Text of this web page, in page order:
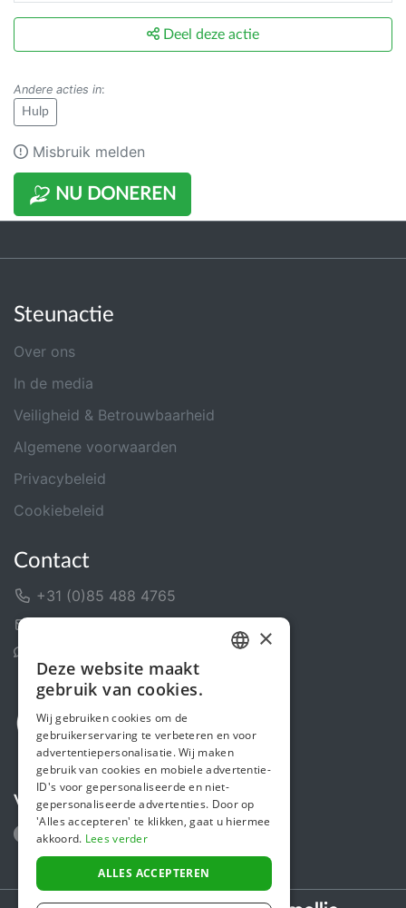
NU DONEREN
Deel deze actie
Andere acties in:
Hulp
Misbruik melden
Steunactie
Over ons
In de media
Veiligheid & Betrouwbaarheid
Algemene voorwaarden
Privacybeleid
Cookiebeleid
Contact
+31 (0)85 488 4765
Volg ons
ENGLISH
×
Deze website maakt
gebruik van cookies.
Wij gebruiken cookies om de
gebruikerservaring te verbeteren en voor
advertentiepersonalisatie. Wij maken
gebruik van cookies en mobiele advertentie-
ID's voor gepersonaliseerde en niet-
gepersonaliseerde advertenties. Door op
'Alles accepteren' te klikken, gaat u hiermee
akkoord. Lees verder
ALLES ACCEPTEREN